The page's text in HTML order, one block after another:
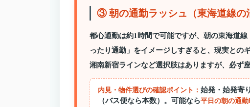
③ 朝の通勤ラッシュ（東海道線の
都心通勤は約1時間で可能ですが、朝の東海道
ったり通勤」をイメージしすぎると、現実との
湘南新宿ラインなど選択肢はありますが、必ず
内見・物件選びの確認ポイント： 始発・始発寄
（バス便なら本数）。可能なら平日の朝の通